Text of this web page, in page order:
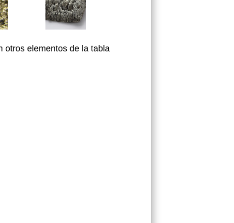
otros elementos de la tabla